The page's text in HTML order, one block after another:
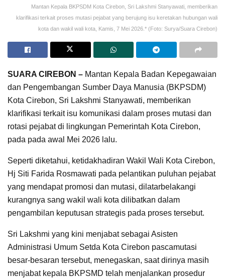
Mantan Kepala BKPSDM Kota Cirebon, Sri Lakshmi Stanyawati, memberikan
klarifikasi terkait proses mutasi pejabat yang berujung isu keretakan hubungan wali
kota dan wakil wali kota, Kamis, 7 Mei 2026.* (Foto: Surya/Suara Cirebon)
SUARA CIREBON – Mantan Kepala Badan Kepegawaian
dan Pengembangan Sumber Daya Manusia (BKPSDM)
Kota Cirebon, Sri Lakshmi Stanyawati, memberikan
klarifikasi terkait isu komunikasi dalam proses mutasi dan
rotasi pejabat di lingkungan Pemerintah Kota Cirebon,
pada pada awal Mei 2026 lalu.
Seperti diketahui, ketidakhadiran Wakil Wali Kota Cirebon,
Hj Siti Farida Rosmawati pada pelantikan puluhan pejabat
yang mendapat promosi dan mutasi, dilatarbelakangi
kurangnya sang wakil wali kota dilibatkan dalam
pengambilan keputusan strategis pada proses tersebut.
Sri Lakshmi yang kini menjabat sebagai Asisten
Administrasi Umum Setda Kota Cirebon pascamutasi
besar-besaran tersebut, menegaskan, saat dirinya masih
menjabat kepala BKPSMD telah menjalankan prosedur